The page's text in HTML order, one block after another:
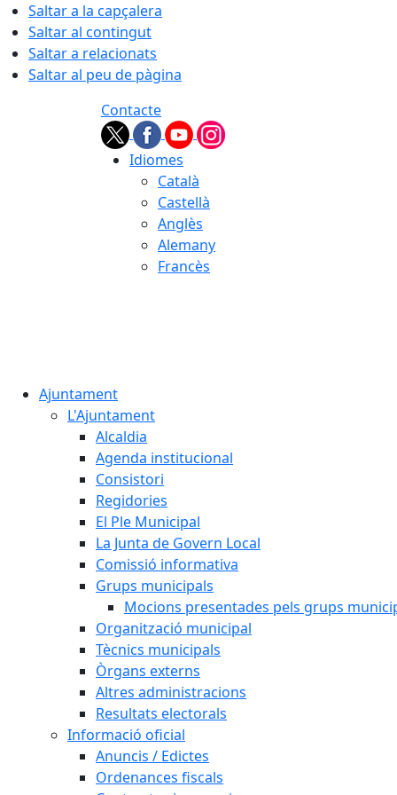
Saltar a la capçalera
Saltar al contingut
Saltar a relacionats
Saltar al peu de pàgina
Contacte
Idiomes
Català
Castellà
Anglès
Alemany
Francès
Ajuntament
L'Ajuntament
Alcaldia
Agenda institucional
Consistori
Regidories
El Ple Municipal
La Junta de Govern Local
Comissió informativa
Grups municipals
Mocions presentades pels grups
Organització municipal
Tècnics municipals
Òrgans externs
Altres administracions
Resultats electorals
Informació oficial
Anuncis / Edictes
Ordenances fiscals